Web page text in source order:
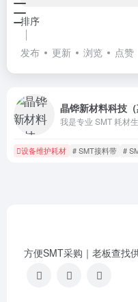
排序
发布 更新 浏览 点赞
晶铧新材料科技
我是专业 SMT 耗材
设备维护耗材 # SMT接料带 #
方便SMT采购｜老板查找